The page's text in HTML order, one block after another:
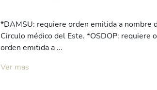
*DAMSU: requiere orden emitida a nombre
Circulo médico del Este. *OSDOP:
orden emitida a ...
Ver mas